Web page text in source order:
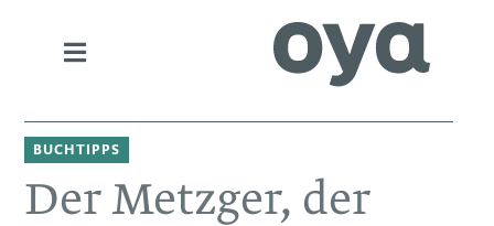
BUCHTIPPS
Der Metzger, der